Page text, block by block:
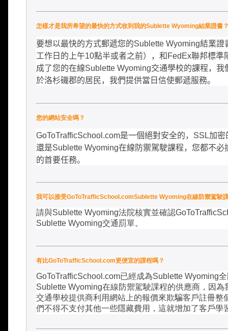
怎樣才是我所希望的最快的方式收到我的Sublette Wyoming結業證書
要想以最快的方式郵遞您的Sublette Wyoming結業證
工作日的上午10點半或者之前），和 FedEx聯邦標準
成了您的在線Sublette Wyoming交通學校的課程，我
於洛杉磯郡的居民，我們提供當日信使郵遞服務。
您的網站安全嗎？
GoToTrafficSchool.com是一個絕對安全的， SSL加密
還是Sublette Wyoming在線防禦駕駛課程，您都不
的首要任務。
我可以接受GoToTrafficSchool.comSublette Wyoming在線防禦駕駛
請與Sublette Wyoming法院核實並確認
Sublette Wyoming交通罰單。
有比GoToTrafficSchool.com更便宜的課程嗎？
GoToTrafficSchool.com已經成為Sublette Wyoming
Sublette Wyoming在線防禦駕駛課程的供應商，因
交通學校提供商利用網站上的報價來欺騙客戶註冊整
們不得不支付其他一些隱藏費用，這就增加了客戶學